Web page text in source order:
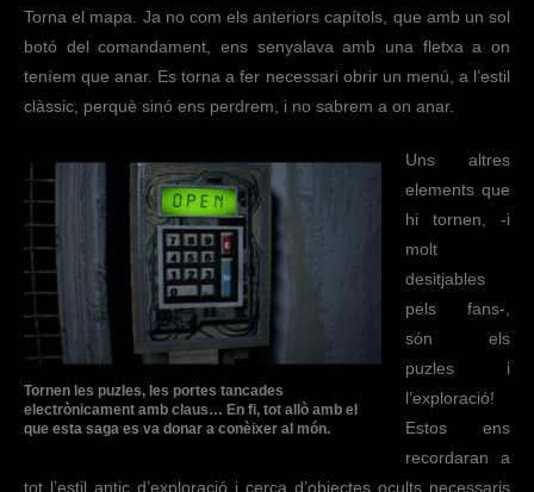
Torna el mapa. Ja no com els anteriors capítols, que amb un sol
botó del comandament, ens senyalava amb una fletxa a on
teníem que anar. Es torna a fer necessari obrir un menú, a l’estil
clàssic, perquè sinó ens perdrem, i no sabrem a on anar.
Tornen les puzles, les portes tancades
electrònicament amb claus… En fi, tot allò amb el
que esta saga es va donar a conèixer al món.
Uns altres
elements que
hi tornen, -i
molt
desitjables
pels fans-,
són els
puzles i
l’exploració!
Estos ens
recordaran a
tot l’estil antic d’exploració i cerca d’objectes ocults necessaris